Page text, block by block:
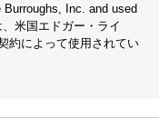
Burroughs, Inc. and used
米国エドガー・ライ
約によって使用されてい